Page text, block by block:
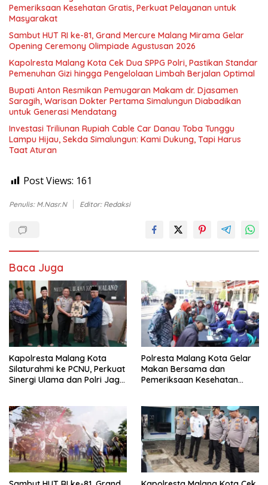
Pemeriksaan Kesehatan Gratis, Perkuat Pelayanan untuk
Masyarakat
Sambut HUT RI ke-81, Grand Mercure Malang Mirama Gelar
Opening Ceremony Olimpiade Agustusan 2026
Kapolresta Malang Kota Cek Dua SPPG Polri, Pastikan Standar
Pemenuhan Gizi hingga Pengelolaan Limbah Berjalan Optimal
Bupati Anton Resmikan Pemugaran Makam dr. Djasamen
Saragih, Warisan Dokter Pertama Simalungun Diabadikan
untuk Generasi Mendatang
Investasi Triliunan Rupiah Cable Car Danau Toba Tunggu
Lampu Hijau, Sekda Simalungun: Kami Dukung, Tapi Harus
Taat Aturan
Post Views: 161
Penulis: M.Nasr.N Editor: Redaksi
Baca Juga
Kapolresta Malang Kota
Silaturahmi ke PCNU, Perkuat
Sinergi Ulama dan Polri Jaga
Polresta Malang Kota Gelar
Makan Bersama dan
Pemeriksaan Kesehatan